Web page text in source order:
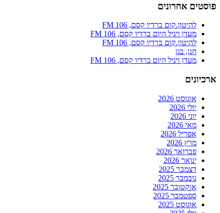
פוסטים אחרונים
להיטון.קום ברדיו קסם, 106 FM
מעדן ויניל היום ברדיו קסם, 106 FM
להיטון.קום ברדיו קסם, 106 FM
חנן, בגן
מעדן ויניל היום ברדיו קסם, 106 FM
ארכיונים
אוגוסט 2026
יולי 2026
יוני 2026
מאי 2026
אפריל 2026
מרץ 2026
פברואר 2026
ינואר 2026
דצמבר 2025
נובמבר 2025
אוקטובר 2025
ספטמבר 2025
אוגוסט 2025